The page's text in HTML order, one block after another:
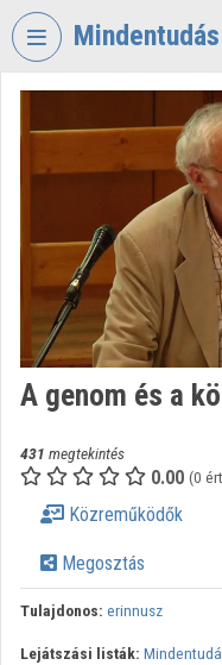
Fejléc kihagyása
MINDENTUDÁS
Intézményi kezdőlap
Bejelentkezés
Intézményi felfedezés
Kategóriák
Intézményi listák
Intézmények
Közreműködők
A genom és a
431 megtekintés
0.00 (0
Közreműködők
Megosztás
Tulajdonos: erinnusz
Lejátszási listák: